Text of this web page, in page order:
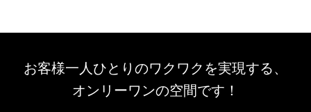
お客様一人ひとりのワクワクを実現する、
オンリーワンの空間です！